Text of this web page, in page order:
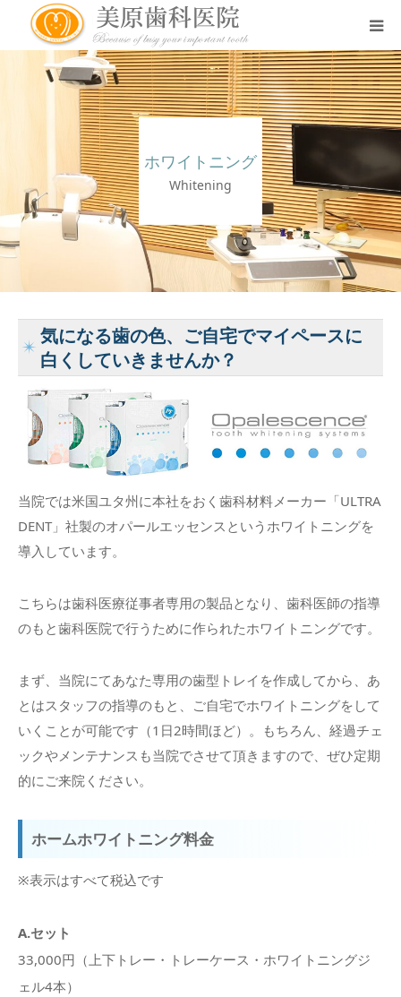
ホワイトニング
Whitening
気になる歯の色、ご自宅でマイペースに
白くしていきませんか？
当院では米国ユタ州に本社をおく歯科材料メーカー「ULTRA
DENT」社製のオパールエッセンスというホワイトニングを
導入しています。
こちらは歯科医療従事者専用の製品となり、歯科医師の指導
のもと歯科医院で行うために作られたホワイトニングです。
まず、当院にてあなた専用の歯型トレイを作成してから、あ
とはスタッフの指導のもと、ご自宅でホワイトニングをして
いくことが可能です（1日2時間ほど）。もちろん、経過チェ
ックやメンテナンスも当院でさせて頂きますので、ぜひ定期
的にご来院ください。
ホームホワイトニング料金
※表示はすべて税込です
A.セット
33,000円（上下トレー・トレーケース・ホワイトニングジ
ェル4本）
医院のコンセプト
診療案内
治療案内
アクセス
スタッフブログ